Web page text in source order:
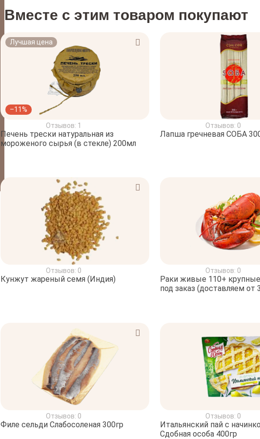
Вместе с этим товаром покупают
Лучшая цена
–11%
Отзывов: 1
Печень трески натуральная из
мороженого сырья (в стекле) 200мл
Отзывов: 0
Лапша гречневая СОБА
Отзывов: 0
Кунжут жареный семя (Индия)
Отзывов: 0
Раки живые 110+
под заказ (доставляем от
Отзывов: 0
Филе сельди Слабосоленая 300гр
Отзывов: 0
Итальянский пай с
Сдобная особа 400гр